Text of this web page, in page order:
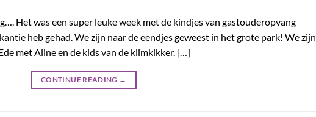
Het was een super leuke week met de kindjes van gastouderopvang
heb gehad. We zijn naar de eendjes geweest in het grote park! We zijn
met Aline en de kids van de klimkikker. […]
CONTINUE READING →